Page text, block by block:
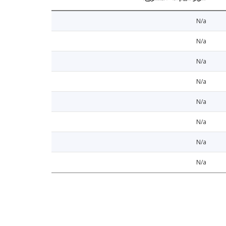
N/a
N/a
N/a
N/a
N/a
N/a
N/a
N/a